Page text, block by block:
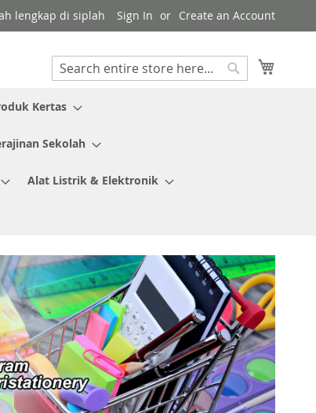
lengkap di siplah Sign In Create an Account
Search
Kertas
Sekolah
Alat Listrik & Elektronik